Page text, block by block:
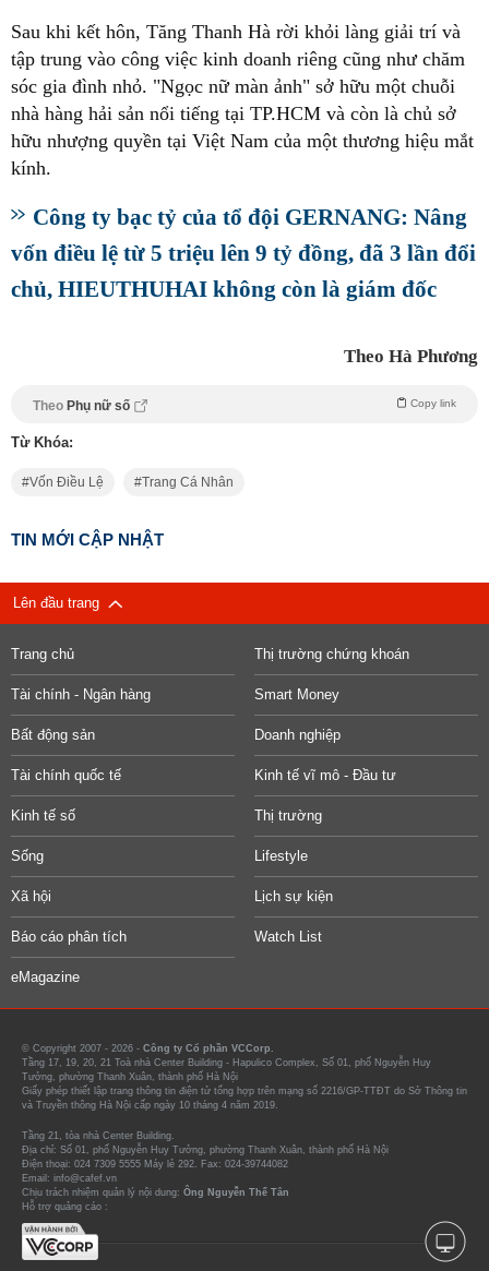
Sau khi kết hôn, Tăng Thanh Hà rời khỏi làng giải trí và
tập trung vào công việc kinh doanh riêng cũng như chăm
sóc gia đình nhỏ. "Ngọc nữ màn ảnh" sở hữu một chuỗi
nhà hàng hải sản nổi tiếng tại TP.HCM và còn là chủ sở
hữu nhượng quyền tại Việt Nam của một thương hiệu mắt
kính.
Công ty bạc tỷ của tổ đội GERNANG: Nâng
vốn điều lệ từ 5 triệu lên 9 tỷ đồng, đã 3 lần đổi
chủ, HIEUTHUHAI không còn là giám đốc
Theo Hà Phương
Theo Phụ nữ số Copy link
Từ Khóa:
Vốn Điều Lệ Trang Cá Nhân
TIN MỚI CẬP NHẬT
Lên đầu trang
Trang chủ Thị trường chứng khoán
Tài chính - Ngân hàng Smart Money
Bất động sản Doanh nghiệp
Tài chính quốc tế Kinh tế vĩ mô - Đầu tư
Kinh tế số Thị trường
Sống Lifestyle
Xã hội Lịch sự kiện
Báo cáo phân tích Watch List
eMagazine
© Copyright 2007 - 2026 - Công ty Cổ phần VCCorp.
Tầng 17, 19, 20, 21 Toà nhà Center Building - Hapulico Complex, Số 01, phố Nguyễn Huy
Tưởng, phường Thanh Xuân, thành phố Hà Nội
Giấy phép thiết lập trang thông tin điện tử tổng hợp trên mạng số 2216/GP-TTĐT do Sở Thông tin
và Truyền thông Hà Nội cấp ngày 10 tháng 4 năm 2019.
Tầng 21, tòa nhà Center Building.
Địa chỉ: Số 01, phố Nguyễn Huy Tưởng, phường Thanh Xuân, thành phố Hà Nội
Điện thoại: 024 7309 5555 Máy lẻ 292. Fax: 024-39744082
Email: info@cafef.vn
Chịu trách nhiệm quản lý nội dung: Ông Nguyễn Thế Tân
Hỗ trợ quảng cáo :